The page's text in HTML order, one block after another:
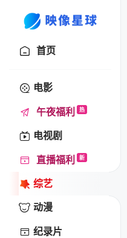
首页
电影
午夜福利
热
电视剧
直播福利
新
综艺
动漫
纪录片